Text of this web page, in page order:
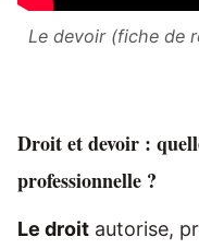
Le devoir (fiche de
Droit et devoir :
professionnelle ?
Le droit autorise,